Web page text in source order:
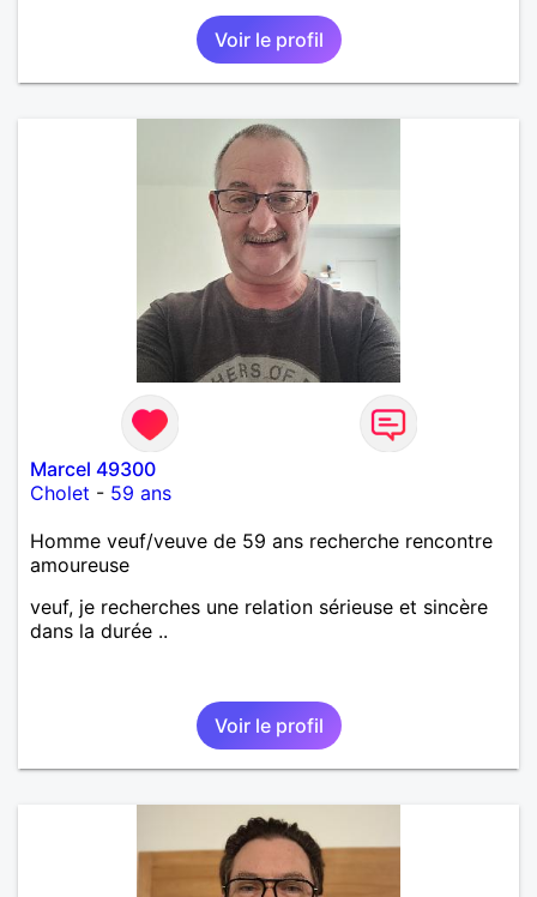
Voir le profil
Marcel 49300
Cholet - 59 ans
Homme veuf/veuve de 59 ans recherche rencontre
amoureuse
veuf, je recherches une relation sérieuse et sincère
dans la durée ..
Voir le profil